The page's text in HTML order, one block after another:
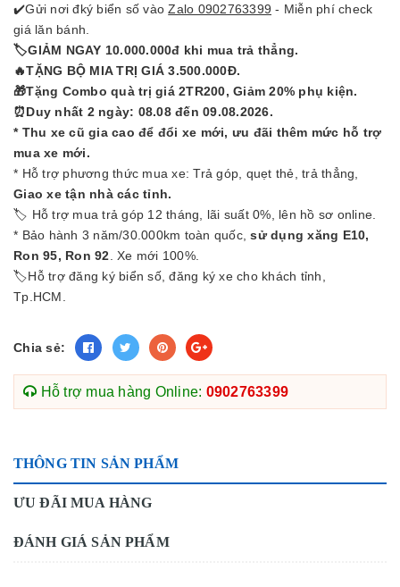
✔️Gửi nơi đký biển số vàoZalo 0902763399 - Miễn phí check
giá lăn bánh.
🏷GIẢM NGAY 10.000.000đ khi mua trả thẳng.
🔥TẶNG BỘ MIA TRỊ GIÁ 3.500.000Đ.
🎁Tặng Combo quà trị giá 2TR200, Giảm 20% phụ kiện.
⏰Duy nhất 2 ngày: 08.08 đến 09.08.2026.
* Thu xe cũ gia cao để đổi xe mới, ưu đãi thêm mức hỗ trợ
mua xe mới.
* Hỗ trợ phương thức mua xe: Trả góp, quẹt thẻ, trả thẳng,
Giao xe tận nhà các tỉnh.
🏷 Hỗ trợ mua trả góp 12 tháng, lãi suất 0%, lên hồ sơ online.
* Bảo hành 3 năm/30.000km toàn quốc,sử dụng xăng E10,
Ron 95, Ron 92 . Xe mới 100%.
🏷Hỗ trợ đăng ký biển số, đăng ký xe cho khách tỉnh,
Tp.HCM.
Chia sẻ:
Hỗ trợ mua hàng Online: 0902763399
THÔNG TIN SẢN PHẨM
ƯU ĐÃI MUA HÀNG
ĐÁNH GIÁ SẢN PHẨM